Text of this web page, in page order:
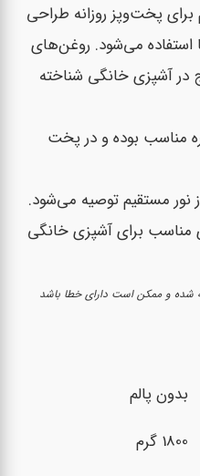
پخت‌وپز روزانه طراحی
استفاده می‌شود. روغن‌های
در آشپزی خانگی شناخته
مناسب بوده و در پخت
نور مستقیم توصیه می‌شود.
برای آشپزی خانگی
و ممکن است دارای خطا باشد
بدون پالم
1800 گرم